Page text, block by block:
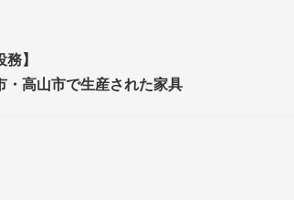
】
・高山市で生産された家具